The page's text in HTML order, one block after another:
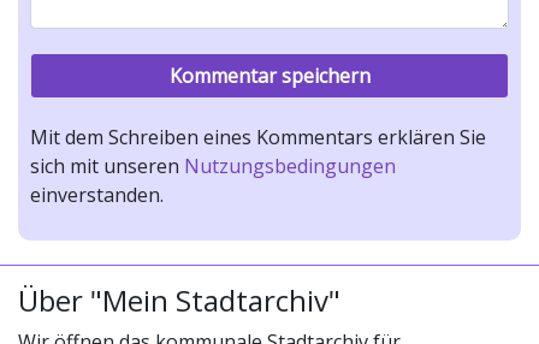
Mit dem Schreiben eines Kommentars erklären Sie
sich mit unseren Nutzungsbedingungen
einverstanden.
Über "Mein Stadtarchiv"